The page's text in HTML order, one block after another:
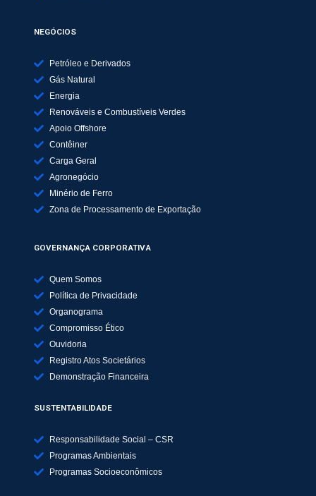
NEGÓCIOS
Petróleo e Derivados
Gás Natural
Energia
Renováveis e Combustíveis Verdes
Apoio Offshore
Contêiner
Carga Geral
Agronegócio
Minério de Ferro
Zona de Processamento de Exportação
GOVERNANÇA CORPORATIVA
Quem Somos
Política de Privacidade
Organograma
Compromisso Ético
Ouvidoria
Registro Atos Societários
Demonstração Financeira
SUSTENTABILIDADE
Responsabilidade Social – CSR
Programas Ambientais
Programas Socioeconômicos